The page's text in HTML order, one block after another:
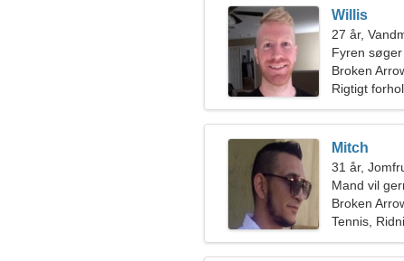
Willis
27 år,
Fyren
Broken
Rigtigt
Mitch
31 år,
Mand vil
Broken
Tennis,